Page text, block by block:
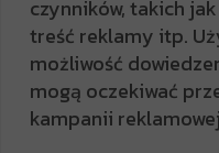
czynników, takich
treść reklamy itp.
możliwość
mogą oczekiwać
kampanii